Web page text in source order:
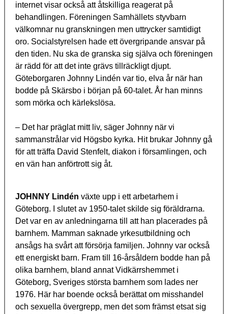
internet visar också att åtskilliga reagerat på
behandlingen. Föreningen Samhällets styvbarn
välkomnar nu granskningen men uttrycker samtidigt
oro. Socialstyrelsen hade ett övergripande ansvar på
den tiden. Nu ska de granska sig själva och föreningen
är rädd för att det inte grävs tillräckligt djupt.
Göteborgaren Johnny Lindén var tio, elva år när han
bodde på Skärsbo i början på 60-talet. År han minns
som mörka och kärlekslösa.
– Det har präglat mitt liv, säger Johnny när vi
sammanstrålar vid Högsbo kyrka. Hit brukar Johnny gå
för att träffa David Stenfelt, diakon i församlingen, och
en vän han anförtrott sig åt.
JOHNNY Lindén växte upp i ett arbetarhem i
Göteborg. I slutet av 1950-talet skilde sig föräldrarna.
Det var en av anledningarna till att han placerades på
barnhem. Mamman saknade yrkesutbildning och
ansågs ha svårt att försörja familjen. Johnny var också
ett energiskt barn. Fram till 16-årsåldern bodde han på
olika barnhem, bland annat Vidkärrshemmet i
Göteborg, Sveriges största barnhem som lades ner
1976. Här har boende också berättat om misshandel
och sexuella övergrepp, men det som främst etsat sig